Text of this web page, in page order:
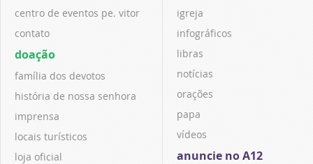
centro de eventos pe. vitor
contato
doação
família dos devotos
história de nossa senhora
imprensa
locais turísticos
loja oficial
igreja
infográficos
libras
notícias
orações
papa
vídeos
anuncie no A12